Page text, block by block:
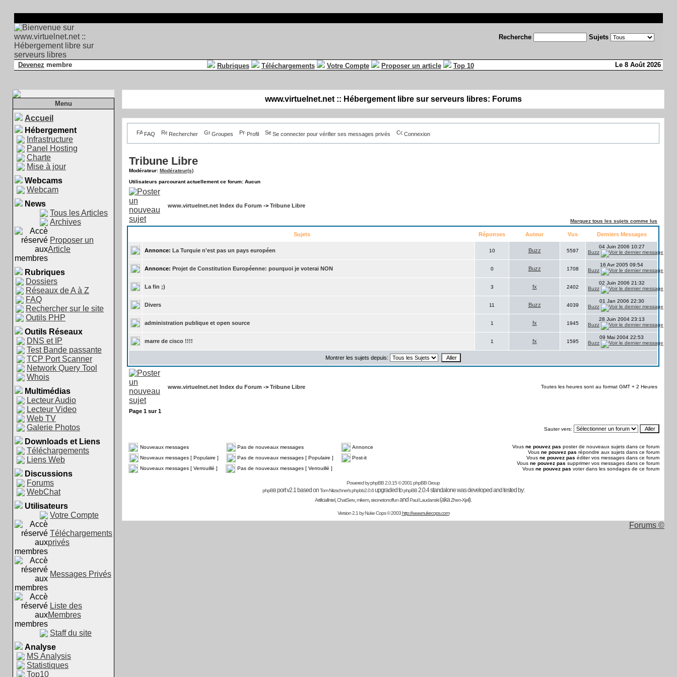
Recherche Sujets
Devenez membre Rubriques Téléchargements Votre Compte Proposer un article Top 10 Le 8 Août 2026
Menu
Accueil
Hébergement
Infrastructure
Panel Hosting
Charte
Mise à jour
Webcams
Webcam
News
Tous les Articles
Archives
Proposer un
Article
Rubriques
Dossiers
Réseaux de A à Z
FAQ
Rechercher sur le site
Outils PHP
Outils Réseaux
DNS et IP
Test Bande passante
TCP Port Scanner
Network Query Tool
Whois
Multimédias
Lecteur Audio
Lecteur Video
Web TV
Galerie Photos
Downloads et Liens
Téléchargements
Liens Web
Discussions
Forums
WebChat
Utilisateurs
Votre Compte
Téléchargements
privés
Messages Privés
Liste des
Membres
Staff du site
Analyse
MS Analysis
Statistiques
Top10
www.virtuelnet.net :: Hébergement libre sur serveurs libres: Forums
FAQ Rechercher Groupes Profil Se connecter pour vérifier ses messages privés Connexion
Tribune Libre
Modérateur: Modérateur(s)
Utilisateurs parcourant actuellement ce forum: Aucun
www.virtuelnet.net Index du Forum -> Tribune Libre
Marquez tous les sujets comme lus
Sujets Réponses Auteur Vus Derniers Messages
Annonce: La Turquie n'est pas un pays européen 10 Buzz 5597
04 Juin 2006 10:27
Buzz
Annonce: Projet de Constitution Européenne: pourquoi je voterai NON 0 Buzz 1708
16 Avr 2005 09:54
Buzz
La fin ;) 3 fx 2402
02 Juin 2006 21:32
Buzz
Divers 11 Buzz 4039
01 Jan 2006 22:30
Buzz
administration publique et open source 1 fx 1945
28 Juin 2004 23:13
Buzz
marre de cisco !!!! 1 fx 1595
09 Mai 2004 22:53
Buzz
Montrer les sujets depuis:
www.virtuelnet.net Index du Forum -> Tribune Libre Toutes les heures sont au format GMT + 2 Heures
Page 1 sur1
Sauter vers:
Nouveaux messages Pas de nouveaux messages
Annonce
Nouveaux messages [ Populaire ]
Pas de nouveaux messages [ Populaire ]
Post-it
Nouveaux messages [ Verrouillé ]
Pas de nouveaux messages [ Verrouillé ]
Vous ne pouvez pas poster de nouveaux sujets dans ce forum
Vous ne pouvez pas répondre aux sujets dans ce forum
Vous ne pouvez pas éditer vos messages dans ce forum
Vous ne pouvez pas supprimer vos messages dans ce forum
Vous ne pouvez pas voter dans les sondages de ce forum
Powered byphpBB2.0.15 © 2001 phpBB Group
phpBBport v2.1 based onTom Nitzschner's phpbb2.0.6upgraded tophpBB2.0.4 standalone was developed and tested by:
ArtificialIntel,ChatServ,mikem,sixonetonoffunand Paul Laudanski(akaZhen-Xjell).
Version 2.1 byNuke Cops© 2003http://www.nukecops.com
Forums ©